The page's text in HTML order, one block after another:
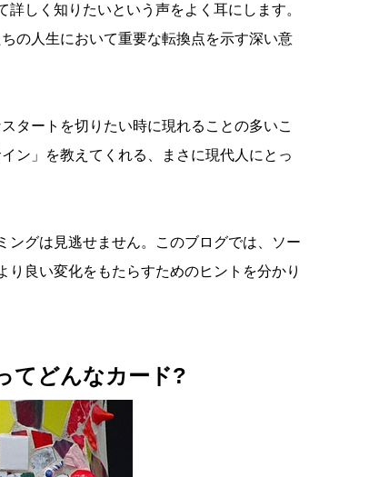
しく知りたいという声をよく耳にします。
の人生において重要な転換点を示す深い意
タートを切りたい時に現れることの多いこ
ン」を教えてくれる、まさに現代人にとっ
グは見逃せません。このブログでは、ソー
り良い変化をもたらすためのヒントを分かり
てどんなカード?